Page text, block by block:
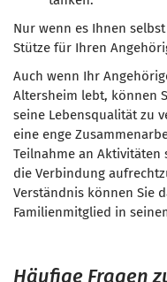
Nur wenn es Ihnen
Stütze für Ihren
Auch wenn Ihr
Altersheim lebt, können
seine Lebensqualität zu
eine enge
Teilnahme an
die Verbindung
Verständnis können Sie
Familienmitglied in
Häufige Fragen